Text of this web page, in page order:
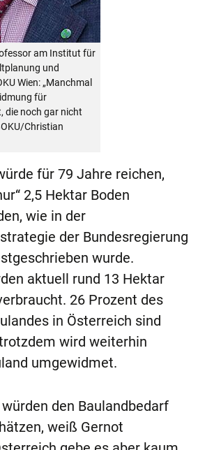
am Institut für
und
Wien: „Manchmal
für
die noch gar nicht
Christian
für 79 Jahre reichen,
2,5 Hektar Boden
wie in der
der Bundesregierung
wurde.
aktuell rund 13 Hektar
26 Prozent des
in Österreich sind
wird weiterhin
umgewidmet.
den Baulandbedarf
weiß Gernot